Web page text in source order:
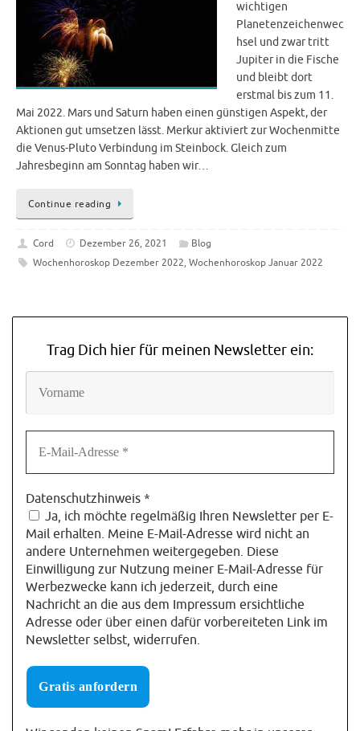
wichtigen
Planetenzeichenwec
hsel und zwar tritt
Jupiter in die Fische
und bleibt dort
erstmal bis zum 11.
Mai 2022. Mars und Saturn haben einen günstigen Aspekt, der
Aktionen gut umsetzen lässt. Merkur aktiviert zur Wochenmitte
die Venus-Pluto Verbindung im Steinbock. Gleich zum
Jahresbeginn am Sonntag haben wir…
Continue reading
Cord Dezember 26, 2021
Blog
Wochenhoroskop Dezember 2022, Wochenhoroskop Januar 2022
Trag Dich hier für meinen Newsletter ein:
Datenschutzhinweis *
Ja, ich möchte regelmäßig Ihren Newsletter per E-
Mail erhalten. Meine E-Mail-Adresse wird nicht an
andere Unternehmen weitergegeben. Diese
Einwilligung zur Nutzung meiner E-Mail-Adresse für
Werbezwecke kann ich jederzeit, durch eine
Nachricht an die aus dem Impressum ersichtliche
Adresse oder über einen dafür vorbereiteten Link im
Newsletter selbst, widerrufen.